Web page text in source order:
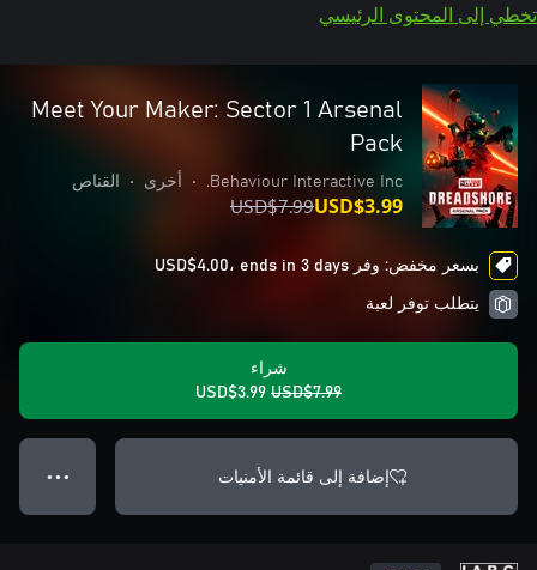
تخطي إلى المحتوى الرئيسي
Meet Your Maker: Sector 1 Arsenal
Pack
Behaviour Interactive Inc.
• أخرى • القناص
USD$7.99USD$3.99
بسعر مخفض: وفر USD$4.00، ends in 3 days
يتطلب توفر لعبة
شراء
USD$7.99
USD$3.99
إضافة إلى قائمة الأمنيات ● ● ●